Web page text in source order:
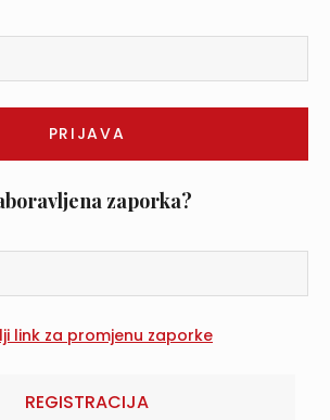
zaporka?
REGISTRACIJA